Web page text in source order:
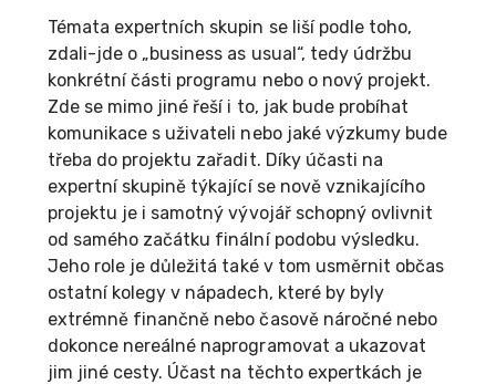
Témata expertních skupin se liší podle toho,
zdali-jde o „business as usual“, tedy údržbu
konkrétní části programu nebo o nový projekt.
Zde se mimo jiné řeší i to, jak bude probíhat
komunikace s uživateli nebo jaké výzkumy bude
třeba do projektu zařadit. Díky účasti na
expertní skupině týkající se nově vznikajícího
projektu je i samotný vývojář schopný ovlivnit
od samého začátku finální podobu výsledku.
Jeho role je důležitá také v tom usměrnit občas
ostatní kolegy v nápadech, které by byly
extrémně finančně nebo časově náročné nebo
dokonce nereálné naprogramovat a ukazovat
jim jiné cesty. Účast na těchto expertkách je